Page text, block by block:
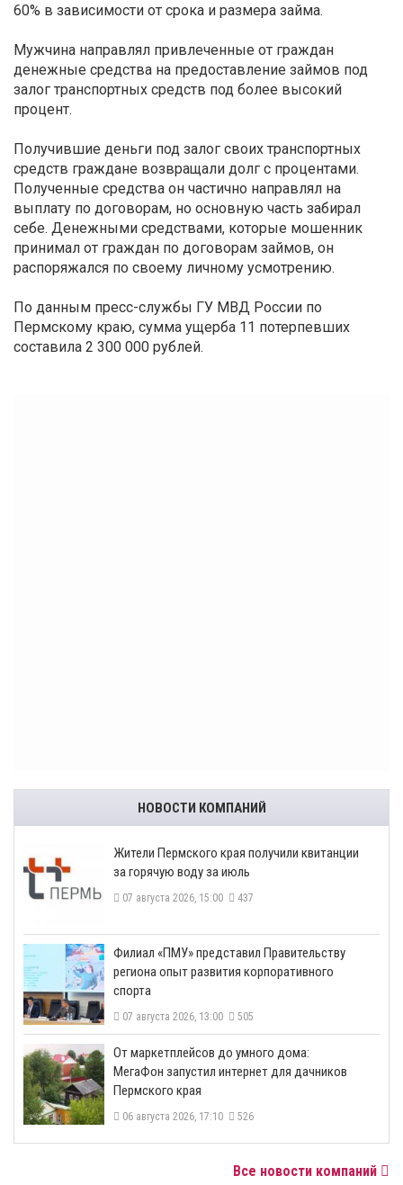
60% в зависимости от срока и размера займа.
Мужчина направлял привлеченные от граждан
денежные средства на предоставление займов под
залог транспортных средств под более высокий
процент.
Получившие деньги под залог своих транспортных
средств граждане возвращали долг с процентами.
Полученные средства он частично направлял на
выплату по договорам, но основную часть забирал
себе. Денежными средствами, которые мошенник
принимал от граждан по договорам займов, он
распоряжался по своему личному усмотрению.
По данным пресс-службы ГУ МВД России по
Пермскому краю, сумма ущерба 11 потерпевших
составила 2 300 000 рублей.
НОВОСТИ КОМПАНИЙ
​Жители Пермского края получили квитанции
за горячую воду за июль
07 августа 2026, 15:00 437
​Филиал «ПМУ» представил Правительству
региона опыт развития корпоративного
спорта
07 августа 2026, 13:00 505
От маркетплейсов до умного дома:
МегаФон запустил интернет для дачников
Пермского края
06 августа 2026, 17:10 526
Все новости компаний